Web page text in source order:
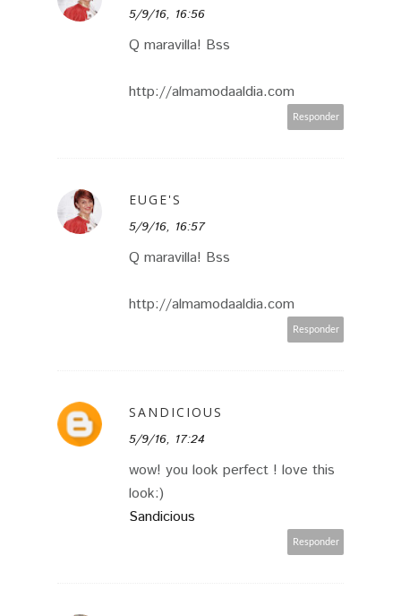
5/9/16, 16:56
Q maravilla! Bss
http://almamodaaldia.com
Responder
EUGE'S
5/9/16, 16:57
Q maravilla! Bss
http://almamodaaldia.com
Responder
SANDICIOUS
5/9/16, 17:24
wow! you look perfect ! love this
look:)
Sandicious
Responder